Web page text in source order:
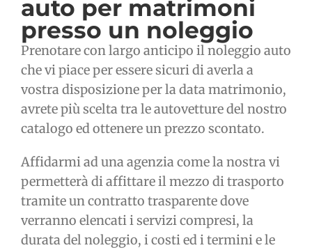
auto per matrimoni
presso un noleggio
Prenotare con largo anticipo il noleggio auto
che vi piace per essere sicuri di averla a
vostra disposizione per la data matrimonio,
avrete più scelta tra le autovetture del nostro
catalogo ed ottenere un prezzo scontato.
Affidarmi ad una agenzia come la nostra vi
permetterà di affittare il mezzo di trasporto
tramite un contratto trasparente dove
verranno elencati i servizi compresi, la
durata del noleggio, i costi ed i termini e le